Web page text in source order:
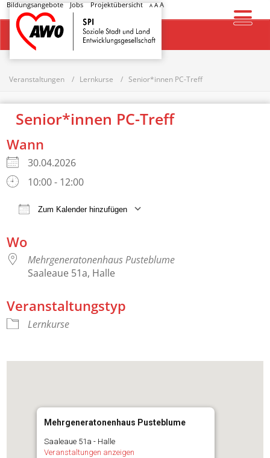
Bildungsangebote Jobs Projektübersicht A AA
Startseite
Veranstaltungen Lernkurse Senior*innen PC-Treff
Senior*innen PC-Treff
Wann
30.04.2026
10:00 - 12:00
Zum Kalender hinzufügen
Wo
Mehrgeneratonenhaus Pusteblume
Saaleaue 51a, Halle
Veranstaltungstyp
Lernkurse
Mehrgeneratonenhaus Pusteblume
Saaleaue 51a - Halle
Veranstaltungen anzeigen